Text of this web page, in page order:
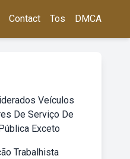
Contact Tos DMCA
Veículos
De Serviço De
Exceto
Trabalhista